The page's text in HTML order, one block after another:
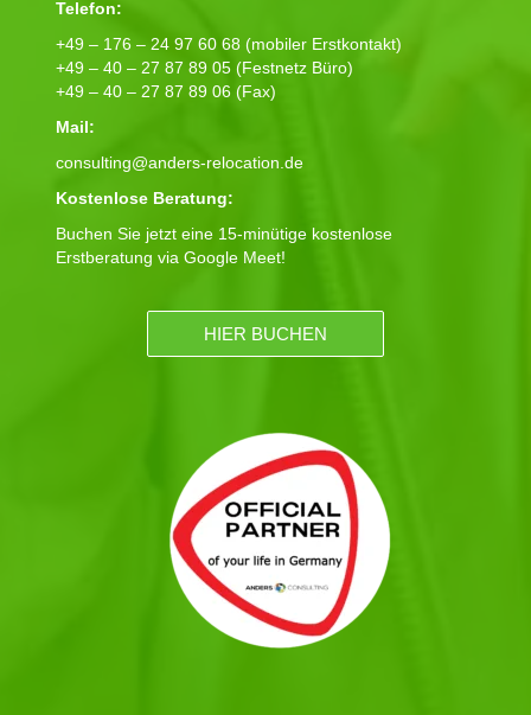
Telefon:
+49 – 176 – 24 97 60 68 (mobiler Erstkontakt)
+49 – 40 – 27 87 89 05 (Festnetz Büro)
+49 – 40 – 27 87 89 06 (Fax)
Mail:
consulting@anders-relocation.de
Kostenlose Beratung:
Buchen Sie jetzt eine 15-minütige kostenlose
Erstberatung via Google Meet!
HIER BUCHEN